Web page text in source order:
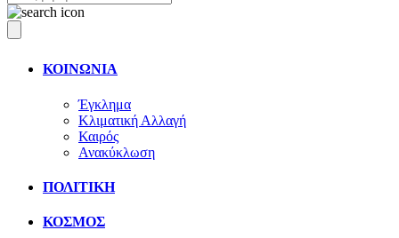
ΚΟΙΝΩΝΙΑ
Έγκλημα
Κλιματική Αλλαγή
Καιρός
Ανακύκλωση
ΠΟΛΙΤΙΚΗ
ΚΟΣΜΟΣ